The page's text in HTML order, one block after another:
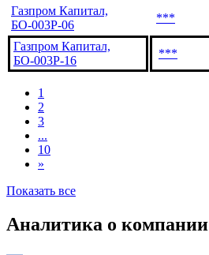
Газпром Капитал,
БО-003Р-06
***
Газпром Капитал,
БО-003Р-16
***
1
2
3
...
10
»
Показать все
Аналитика о компании